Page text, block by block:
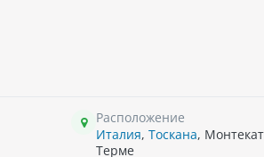
Расположение
Италия, Тоскана,
Терме